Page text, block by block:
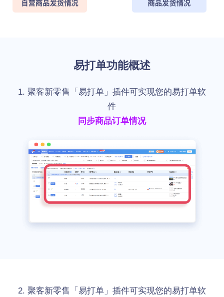
易打单功能概述
1. 聚客新零售「易打单」插件可实现您的易打单软
件
同步商品订单情况
2. 聚客新零售「易打单」插件可实现您的易打单软